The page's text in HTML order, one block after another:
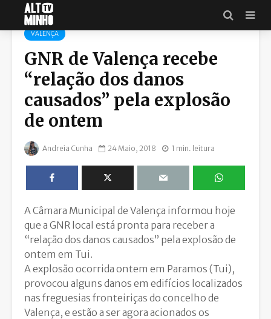
VALENÇA
GNR de Valença recebe
“relação dos danos
causados” pela explosão
de ontem
Andreia Cunha 24 Maio, 2018 1 min. leitura
A Câmara Municipal de Valença informou hoje
que a GNR local está pronta para receber a
“relação dos danos causados” pela explosão de
ontem em Tui.
A explosão ocorrida ontem em Paramos (Tui),
provocou alguns danos em edifícios localizados
nas freguesias fronteiriças do concelho de
Valença, e estão a ser agora acionados os